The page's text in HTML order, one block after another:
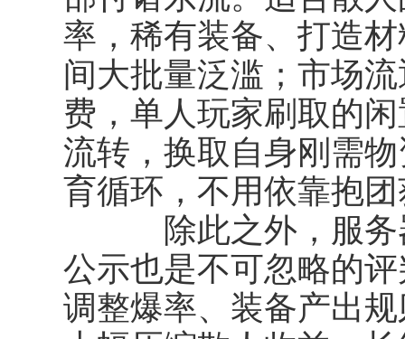
率，稀有装备、打造
间大批量泛滥；市场
费，单人玩家刷取的
流转，换取自身刚需
育循环，不用依靠抱
除此之外，服务器
公示也是不可忽略的
调整爆率、装备产出